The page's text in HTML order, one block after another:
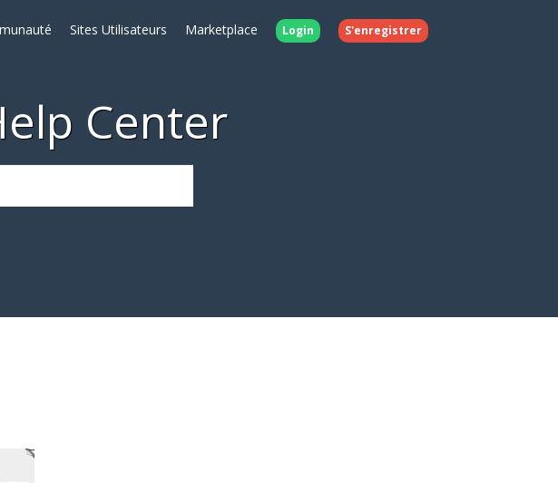
Sites Utilisateurs Marketplace Login S'enregistrer
Center